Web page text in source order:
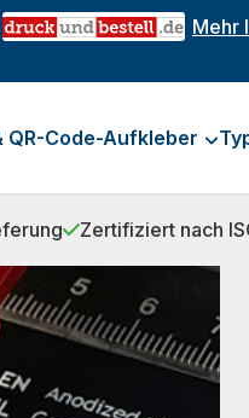
Mehr
QR-Code-Aufkleber
Zertifiziert nach